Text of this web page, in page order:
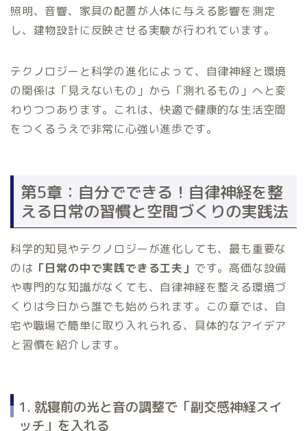
照明、音響、家具の配置が人体に与える影響を測定
し、建物設計に反映させる実験が行われています。
テクノロジーと科学の進化によって、自律神経と環境
の関係は「見えないもの」から「測れるもの」へと変
わりつつあります。これは、快適で健康的な生活空間
をつくるうえで非常に心強い進歩です。
第5章：自分でできる！自律神経を整
える日常の習慣と空間づくりの実践法
科学的知見やテクノロジーが進化しても、最も重要な
のは 「日常の中で実践できる工夫」 です。高価な設備
や専門的な知識がなくても、自律神経を整える環境づ
くりは今日から誰でも始められます。この章では、自
宅や職場で簡単に取り入れられる、具体的なアイデア
と習慣を紹介します。
1. 就寝前の光と音の調整で「副交感神経スイ
ッチ」を入れる